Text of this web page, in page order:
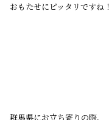
おもたせにピッタリですね！
群馬県にお立ち寄りの際、